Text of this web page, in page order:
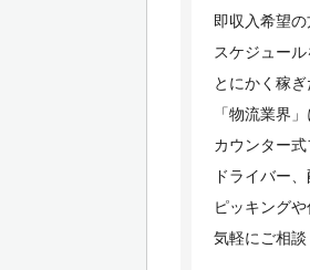
即収入希望
スケジュー
とにかく稼
「物流業界
カウンター
ドライバー
ピッキング
気軽にご相